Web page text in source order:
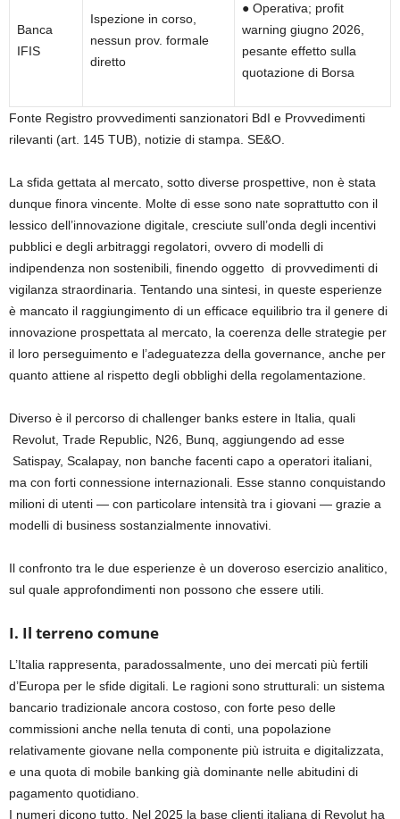
Banca
IFIS
Ispezione in corso,
nessun prov. formale
diretto
● Operativa; profit
warning giugno 2026,
pesante effetto sulla
quotazione di Borsa
Fonte Registro provvedimenti sanzionatori BdI e Provvedimenti
rilevanti (art. 145 TUB), notizie di stampa. SE&O.
La sfida gettata al mercato, sotto diverse prospettive, non è stata
dunque finora vincente. Molte di esse sono nate soprattutto con il
lessico dell’innovazione digitale, cresciute sull’onda degli incentivi
pubblici e degli arbitraggi regolatori, ovvero di modelli di
indipendenza non sostenibili, finendo oggetto di provvedimenti di
vigilanza straordinaria. Tentando una sintesi, in queste esperienze
è mancato il raggiungimento di un efficace equilibrio tra il genere di
innovazione prospettata al mercato, la coerenza delle strategie per
il loro perseguimento e l’adeguatezza della governance, anche per
quanto attiene al rispetto degli obblighi della regolamentazione.
Diverso è il percorso di challenger banks estere in Italia, quali
Revolut, Trade Republic, N26, Bunq, aggiungendo ad esse
Satispay, Scalapay, non banche facenti capo a operatori italiani,
ma con forti connessione internazionali. Esse stanno conquistando
milioni di utenti — con particolare intensità tra i giovani — grazie a
modelli di business sostanzialmente innovativi.
Il confronto tra le due esperienze è un doveroso esercizio analitico,
sul quale approfondimenti non possono che essere utili.
I. Il terreno comune
L’Italia rappresenta, paradossalmente, uno dei mercati più fertili
d’Europa per le sfide digitali. Le ragioni sono strutturali: un sistema
bancario tradizionale ancora costoso, con forte peso delle
commissioni anche nella tenuta di conti, una popolazione
relativamente giovane nella componente più istruita e digitalizzata,
e una quota di mobile banking già dominante nelle abitudini di
pagamento quotidiano.
I numeri dicono tutto. Nel 2025 la base clienti italiana di Revolut ha